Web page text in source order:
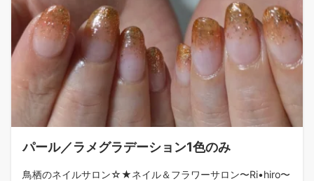
パール／ラメグラデーション1色のみ
鳥栖のネイルサロン☆★ネイル＆フラワーサロン〜Ri•hiro〜